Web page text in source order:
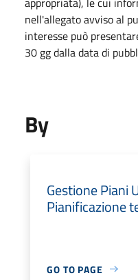
nell'allegato avviso al
interesse può
30 gg dalla data di
By
Gestione Piani
Pianificazione
GO TO PAGE